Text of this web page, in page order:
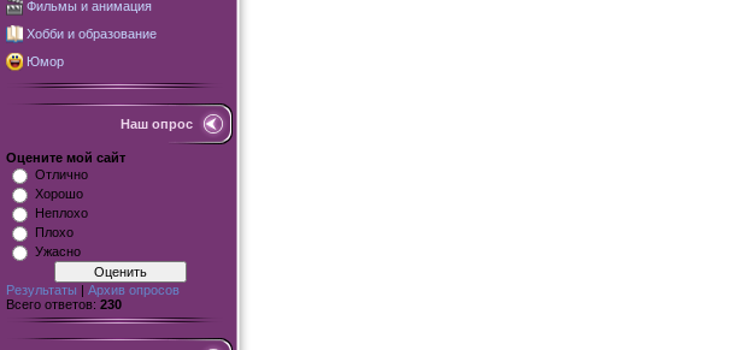
Фильмы и анимация
Хобби и образование
Юмор
Наш опрос
Оцените мой сайт
Отлично
Хорошо
Неплохо
Плохо
Ужасно
Результаты | Архив опросов
Всего ответов: 230